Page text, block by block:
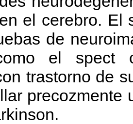
el cerebro. El
de
el spect
trastorno de
precozmente